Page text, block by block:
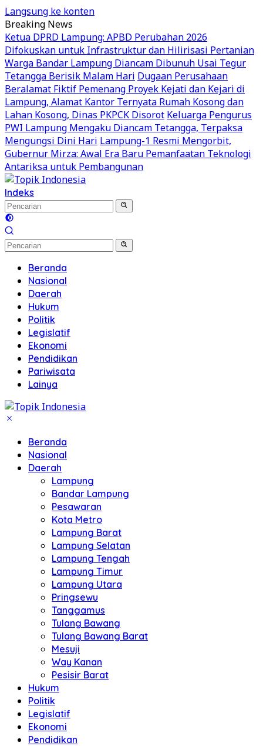
Langsung ke konten
Breaking News
Ketua DPRD Lampung: APBD Perubahan 2026
Difokuskan untuk Infrastruktur dan Hilirisasi Pertanian
Warga Bandar Lampung Diancam Dibunuh Usai Tegur
Tetangga Berisik Malam Hari Dugaan Perusahaan
Beralamat Fiktif Pemenang Proyek Kejati dan Kejari di
Lampung, Alamat Kantor Ternyata Rumah Kosong dan
Lahan Kosong, Dinas PKPCK Disorot Keluarga Pengurus
PWI Lampung Mengaku Diancam Tetangga, Terpaksa
Mengungsi Dini Hari Lampung-1 Resmi Mengorbit,
Gubernur Mirza: Awal Era Baru Pemanfaatan Teknologi
Antariksa untuk Pembangunan
Indeks
Beranda
Nasional
Daerah
Hukum
Politik
Legislatif
Ekonomi
Pendidikan
Pariwisata
Lainya
Beranda
Nasional
Daerah
Lampung
Bandar Lampung
Pesawaran
Kota Metro
Lampung Barat
Lampung Selatan
Lampung Tengah
Lampung Timur
Lampung Utara
Pringsewu
Tanggamus
Tulang Bawang
Tulang Bawang Barat
Mesuji
Way Kanan
Pesisir Barat
Hukum
Politik
Legislatif
Ekonomi
Pendidikan